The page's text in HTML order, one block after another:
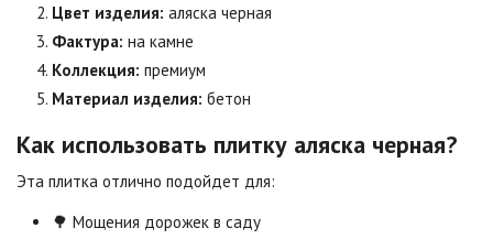
Особая серия
Цена по запросу
Сахара
Цена по запросу
Серая
Цвет изделия: аляска черная
Фактура: на камне
Коллекция: премиум
Материал изделия: бетон
Как использовать плитку аляска черная?
Эта плитка отлично подойдет для:
🌳 Мощения дорожек в саду